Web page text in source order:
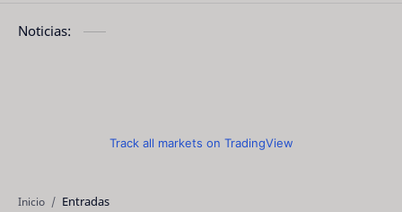
Noticias:
Track all markets on TradingView
Inicio Entradas